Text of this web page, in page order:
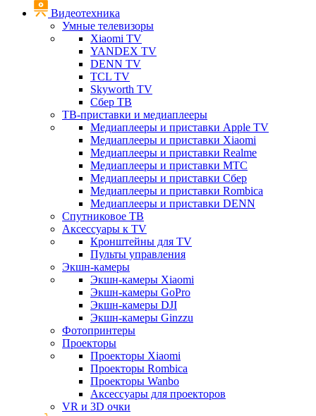
Видеотехника
Умные телевизоры
Xiaomi TV
YANDEX TV
DENN TV
TCL TV
Skyworth TV
Сбер ТВ
ТВ-приставки и медиаплееры
Медиаплееры и приставки Apple TV
Медиаплееры и приставки Xiaomi
Медиаплееры и приставки Realme
Медиаплееры и приставки МТС
Медиаплееры и приставки Сбер
Медиаплееры и приставки Rombica
Медиаплееры и приставки DENN
Спутниковое ТВ
Аксессуары к TV
Кронштейны для TV
Пульты управления
Экшн-камеры
Экшн-камеры Xiaomi
Экшн-камеры GoPro
Экшн-камеры DJI
Экшн-камеры Ginzzu
Фотопринтеры
Проекторы
Проекторы Xiaomi
Проекторы Rombica
Проекторы Wanbo
Аксессуары для проекторов
VR и 3D очки